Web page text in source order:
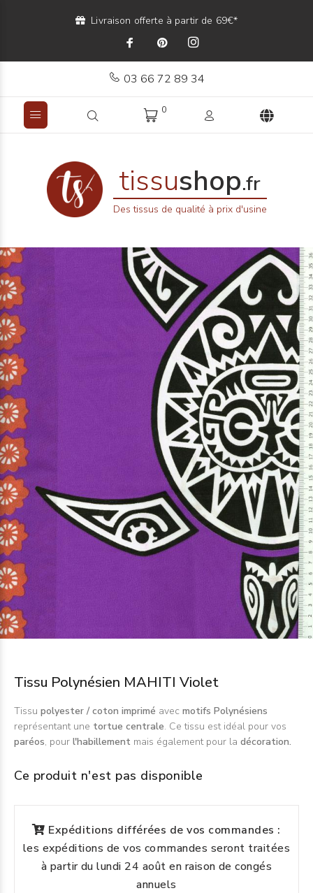
Livraison offerte à partir de 69€*
03 66 72 89 34
0
tissushop.fr
Des tissus de qualité à prix d'usine
Tissu Polynésien MAHITI Violet
Tissu polyester / coton imprimé avec motifs Polynésiens
représentant une tortue centrale. Ce tissu est idéal pour vos
paréos, pour l'habillement mais également pour la décoration.
Ce produit n'est pas disponible
Expéditions différées de vos commandes :
les expéditions de vos commandes seront traitées
à partir du lundi 24 août en raison de congés
annuels